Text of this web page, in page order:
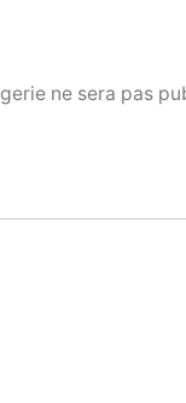
ne sera pas